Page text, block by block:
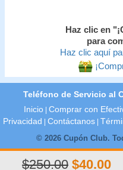
Haz clic en
para
Haz clic aquí
$250.00 $40.00
Teléfono de Servicio al
Inicio Comprar con
Privacidad
Contáctanos
© 2026 Cupón Club.